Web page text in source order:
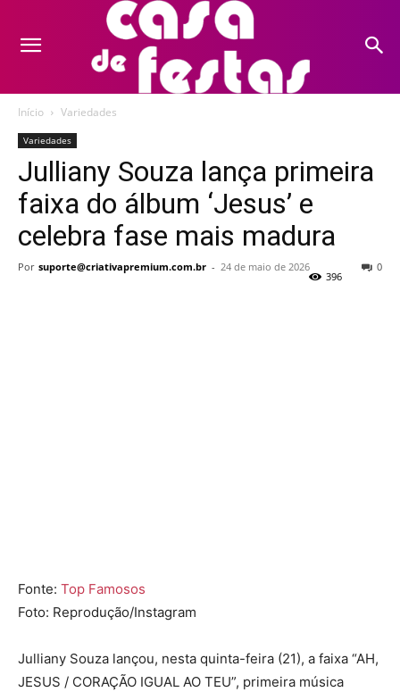
Início Variedades
Variedades
Julliany Souza lança primeira
faixa do álbum ‘Jesus’ e
celebra fase mais madura
Por suporte@criativapremium.com.br - 24 de maio de 2026 0
396
Fonte: Top Famosos
Foto: Reprodução/Instagram
Julliany Souza lançou, nesta quinta-feira (21), a faixa “AH,
JESUS / CORAÇÃO IGUAL AO TEU”, primeira música